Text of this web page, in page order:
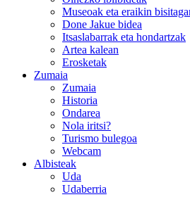
Museoak eta eraikin
Done Jakue bidea
Itsaslabarrak eta hondartzak
Artea kalean
Erosketak
Zumaia
Zumaia
Historia
Ondarea
Nola iritsi?
Turismo bulegoa
Webcam
Albisteak
Uda
Udaberria